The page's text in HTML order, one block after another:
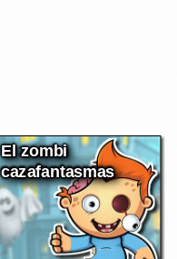
El zombi
cazafantasmas